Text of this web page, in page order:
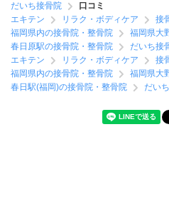
だいち接骨院
口コミ
エキテン
リラク・ボディケア
接
福岡県内の接骨院・整骨院
福岡県大
春日原駅の接骨院・整骨院
だいち接
エキテン
リラク・ボディケア
接
福岡県内の接骨院・整骨院
福岡県大
春日駅(福岡)の接骨院・整骨院
だい